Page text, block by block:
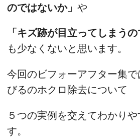
のではないか」 や
「キズ跡が目立ってしまうの
も少なくないと思います。
今回のビフォーアフター集
びるのホクロ除去について
５つの実例を交えてわかり
す。